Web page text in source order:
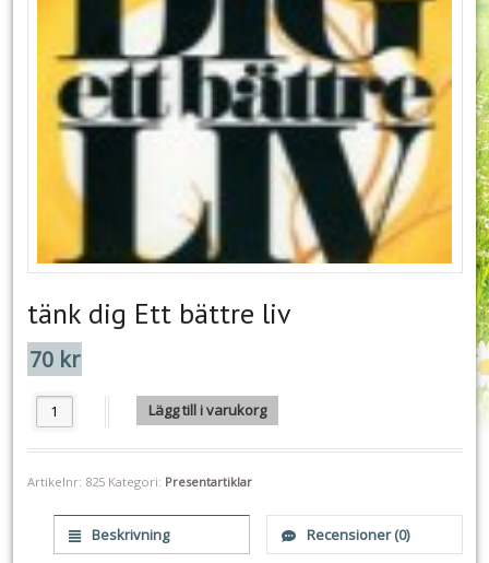
tänk dig Ett bättre liv
70 kr
tänk dig Ett bättre liv mängdLägg till i varukorg
Artikelnr: 825 Kategori: Presentartiklar
Beskrivning Recensioner (0)